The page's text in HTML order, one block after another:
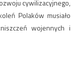
cywilizacyjnego,
Polaków musiało
wojennych i